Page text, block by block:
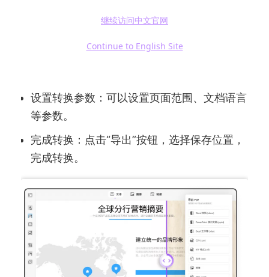
继续访问中文官网
Continue to English Site
打开UPDF：启动UPDF，并导入想要转换的
选择转换格式：点击右侧的“导出PDF”按钮，
设置转换参数：可以设置页面范围、文档语言
等参数。
完成转换：点击“导出”按钮，选择保存位置，
完成转换。